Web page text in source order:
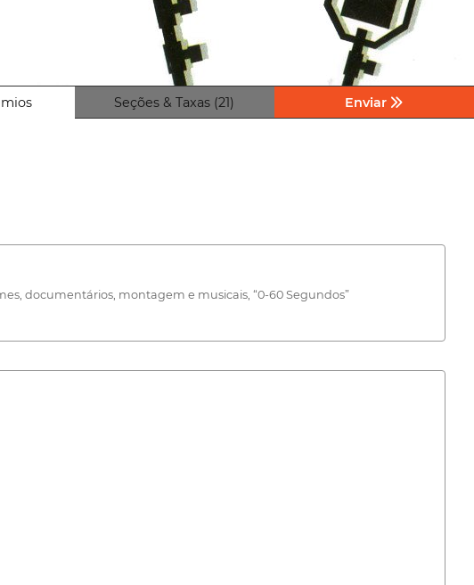
Seções & Taxas (21) Enviar
documentários, montagem e musicais, “0-60 Segundos”